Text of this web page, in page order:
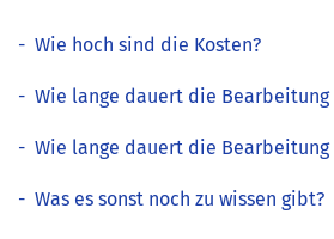
- Wie hoch sind die Kosten?
- Wie lange dauert die Bearbeitung
- Wie lange dauert die Bearbeitung
- Was es sonst noch zu wissen gibt?